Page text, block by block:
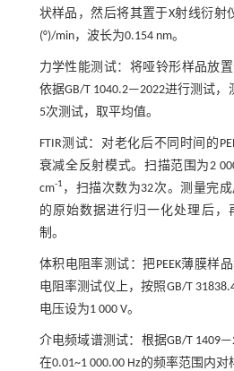
状样品，然后将其置于X射线衍射
(°)/min，波长为0.154 nm。
力学性能测试：将哑铃形样品放
依据GB/T 1040.2—2022进行测试，
5次测试，取平均值。
FTIR测试：对老化后不同时间的
衰减全反射模式。扫描范围为2
cm-1 ，扫描次数为32次。测量完
的原始数据进行归一化处理后，
制。
体积电阻率测试：把PEEK薄膜样
电阻率测试仪上，按照GB/T
电压设为1 000 V。
介电频域谱测试：根据GB/T
在0.01~1 000.00 Hz的频率范围内对